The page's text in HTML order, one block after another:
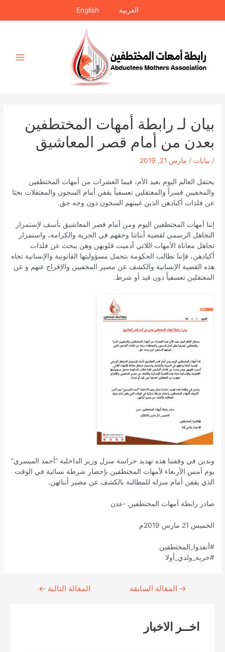
العربية English
بيان لـ رابطة أمهات المختطفين
بعدن من أمام قصر المعاشيق
/ بيانات / مارس 21, 2019
يحتفل العالم اليوم بعيد الأم، فيما العشرات من أمهات المختطفين
والمخفيين قسراً والمعتقلين تعسفياً يقفن أمام السجون والمعتقلات بحثا
عن فلذات أكبادهن الذين غيبتهم السجون دون وجه حق.
إننا أمهات المختطفين اليوم ومن أمام قصر المعاشيق نأسف لإستمرار
التجاهل الرسمي لقضية أبنائنا وحقهم في الحرية والكرامة، واستمرار
تجاهل معاناة الأمهات اللاتي أدميت قلوبهن وهن يبحث عن فلذات
أكبادهن، فإننا نطالب الحكومة بتحمل مسؤوليتها القانونية والإنسانية تجاه
هذه القضية الإنسانية والكشف عن مصير المخفيين والإفراج عنهم و عن
المعتقلين تعسفياً دون قيد أو شرط.
وندين في وقفتنا هذه تهديد حراسة منزل وزير الداخلية “أحمد الميسري”
يوم أمس الأربعاء لأمهات المختطفين بإحضار شرطة نسائية في الوقت
الذي يقفن أمام منزله للمطالبة بالكشف عن مصير أبنائهن.
صادر رابطة أمهات المختطفين -عدن
الخميس 21 مارس 2019م
#أنقذوا_المختطفين
#حرية_ولدي_أولا
Continue
→ المقالة السابقة المقالة التالية ←
اخــر الاخبار